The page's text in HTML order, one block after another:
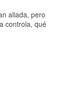
aliada, pero
controla, qué